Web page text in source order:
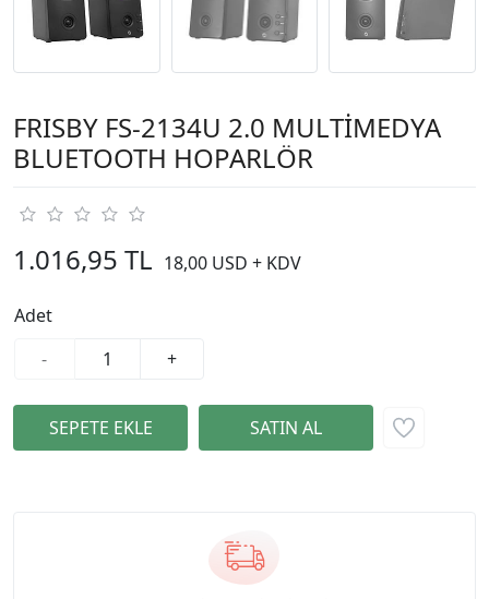
FRISBY FS-2134U 2.0 MULTİMEDYA
BLUETOOTH HOPARLÖR
1.016,95 TL 18,00 USD + KDV
Adet
-
+